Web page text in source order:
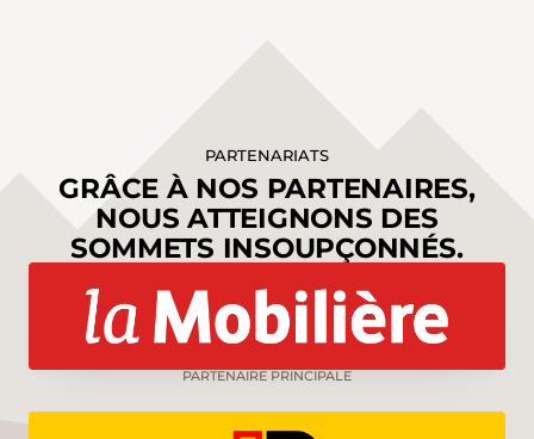
PARTENARIATS
GRÂCE À NOS PARTENAIRES,
NOUS ATTEIGNONS DES
SOMMETS INSOUPÇONNÉS.
PARTENAIRE PRINCIPALE